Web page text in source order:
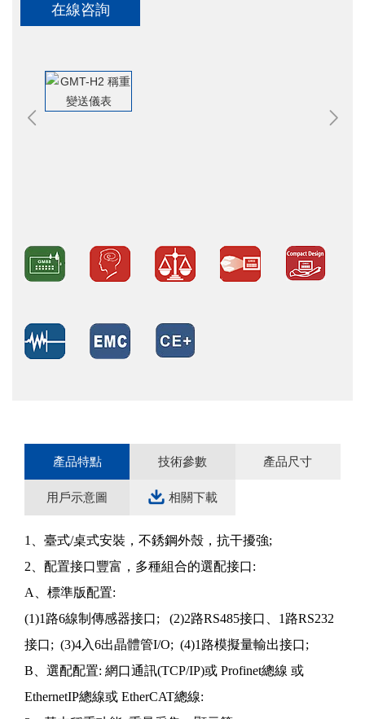
在線咨詢
產品特點 技術參數 產品尺寸
用戶示意圖 相關下載
1、臺式/桌式安裝，不銹鋼外殼，抗干擾強;
2、配置接口豐富，多種組合的選配接口:
A、標準版配置:
(1)1路6線制傳感器接口; (2)2路RS485接口、1路RS232
接口; (3)4入6出晶體管I/O; (4)1路模擬量輸出接口;
B、選配配置: 網口通訊(TCP/IP)或 Profinet總線 或
EthernetIP總線或 EtherCAT總線: